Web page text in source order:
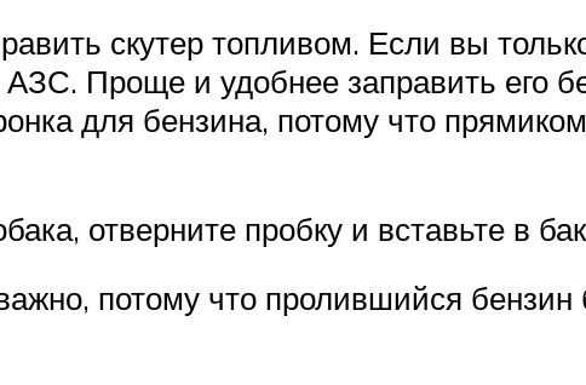
скутер топливом. Если вы
Проще и удобнее заправить его
для бензина, потому что
отверните пробку и вставьте в
потому что пролившийся бензин